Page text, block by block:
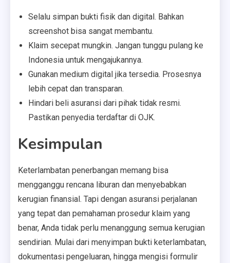
Selalu simpan bukti fisik dan digital. Bahkan
screenshot bisa sangat membantu.
Klaim secepat mungkin. Jangan tunggu pulang ke
Indonesia untuk mengajukannya.
Gunakan medium digital jika tersedia. Prosesnya
lebih cepat dan transparan.
Hindari beli asuransi dari pihak tidak resmi.
Pastikan penyedia terdaftar di OJK.
Kesimpulan
Keterlambatan penerbangan memang bisa
mengganggu rencana liburan dan menyebabkan
kerugian finansial. Tapi dengan asuransi perjalanan
yang tepat dan pemahaman prosedur klaim yang
benar, Anda tidak perlu menanggung semua kerugian
sendirian. Mulai dari menyimpan bukti keterlambatan,
dokumentasi pengeluaran, hingga mengisi formulir